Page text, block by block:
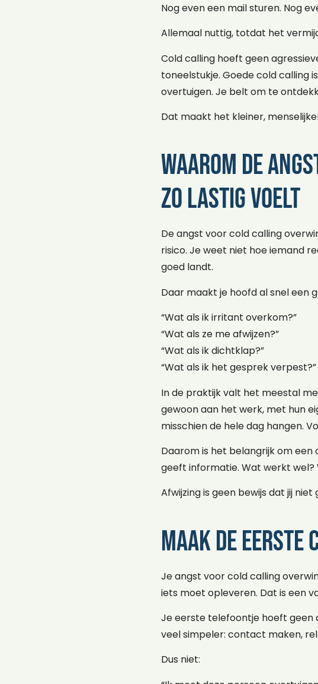
Nog even een mail sturen. Nog
Allemaal nuttig, totdat het
Cold calling hoeft geen
toneelstukje. Goede cold calling
overtuigen. Je belt om te
Dat maakt het kleiner,
Waarom de
zo lastig voelt
De angst voor cold calling
risico. Je weet niet hoe iemand
goed landt.
Daar maakt je hoofd al snel een
“Wat als ik irritant overkom?”
“Wat als ze me afwijzen?”
“Wat als ik dichtklap?”
“Wat als ik het gesprek verpest?”
In de praktijk valt het meestal
gewoon aan het werk, met hun
misschien de hele dag hangen.
Daarom is het belangrijk om een
geeft informatie. Wat werkt wel?
Afwijzing is geen bewijs dat jij
Maak de
Je angst voor cold calling
iets moet opleveren. Dat is een
Je eerste telefoontje hoeft geen
veel simpeler: contact maken,
Dus niet: